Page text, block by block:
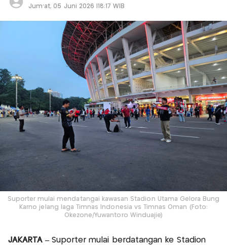
Jum'at, 05 Juni 2026 |18:17 WIB
Suporter mulai mendatangai kawasan Stadion Utama Gelora Bung
Karno jelang laga Timnas Indonesia vs Timnas Oman (Foto:
Okezone/Yuwantoro Winduajie)
JAKARTA – Suporter mulai berdatangan ke Stadion